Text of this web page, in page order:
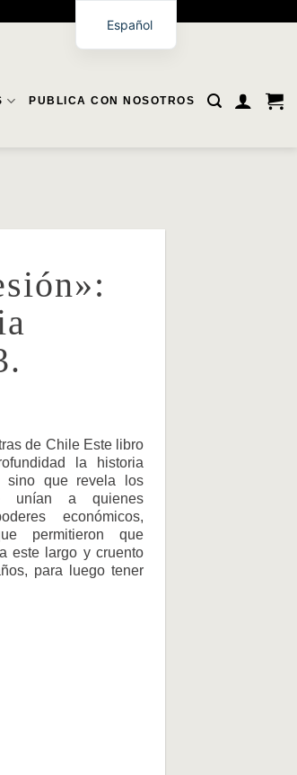
PUBLICA CON NOSOTROS
de Chile Este libro
la historia
sino que revela los
unían a quienes
económicos,
permitieron que
este largo y cruento
para luego tener
Español